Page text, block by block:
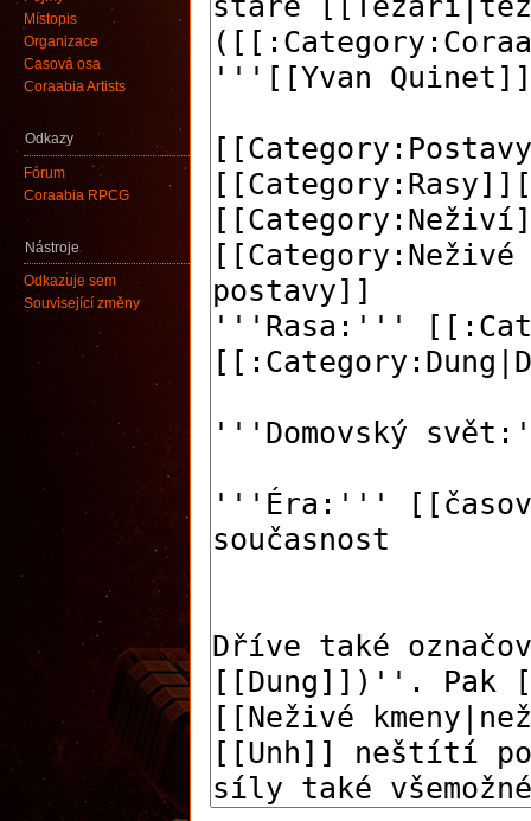
Místopis
Organizace
Časová osa
Coraabia Artists
Odkazy
Fórum
Coraabia RPCG
Nástroje
Odkazuje sem
Související změny